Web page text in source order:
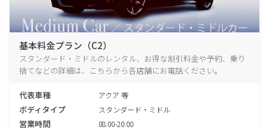
基本料金プラン（C2）
スタンダード・ミドルのレンタル、お得な割引料金や予約、乗り
捨てなどの詳細は、こちらから各店舗にお電話ください。
代表車種 アクア 等
ボディタイプ スタンダード・ミドル
営業時間 08:00-20:00